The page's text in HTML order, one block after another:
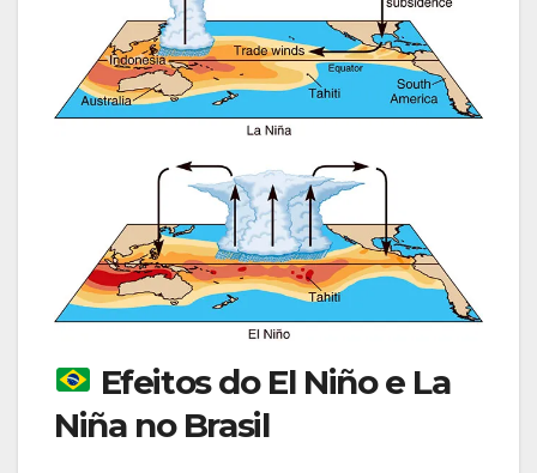
Efeitos do El Niño e La
Niña no Brasil